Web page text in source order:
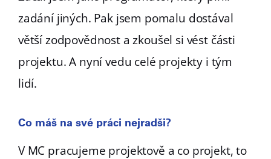
zadání jiných. Pak jsem pomalu dostával
větší zodpovědnost a zkoušel si vést části
projektu. A nyní vedu celé projekty i tým
lidí.
Co máš na své práci nejradši?
V MC pracujeme projektově a co projekt, to